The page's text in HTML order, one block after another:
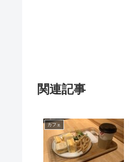
関連記事
カフェ